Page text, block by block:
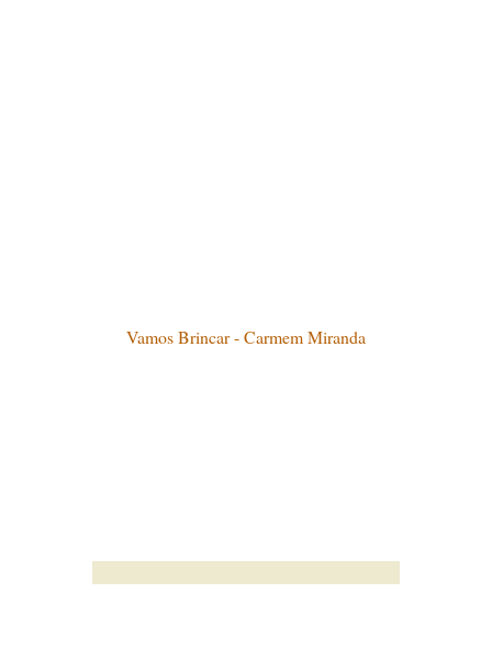
Vamos Brincar - Carmem Miranda